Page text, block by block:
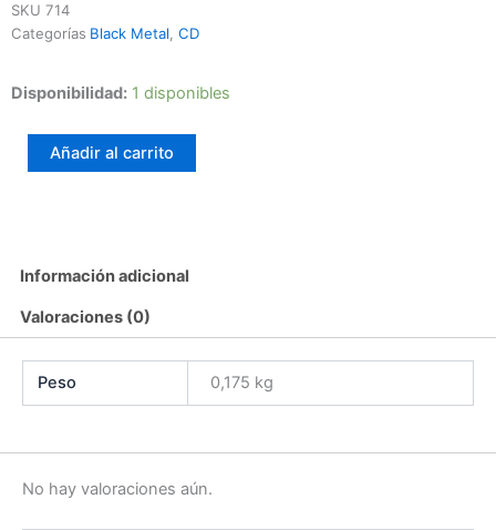
SKU 714
Categorías Black Metal, CD
Disponibilidad: 1 disponibles
Brocken
Märchen
Añadir al carrito
Información adicional
Valoraciones (0)
Peso 0,175 kg
No hay valoraciones aún.